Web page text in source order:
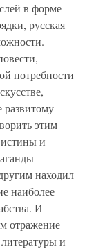
в форме
русская
потребности
развитому
этим
и
находил
наиболее
И
отражение
и